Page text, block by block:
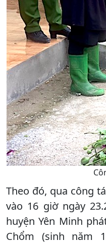
Theo đó, qua công
vào 16 giờ ngày
huyện Yên Minh
Chổm (sinh năm